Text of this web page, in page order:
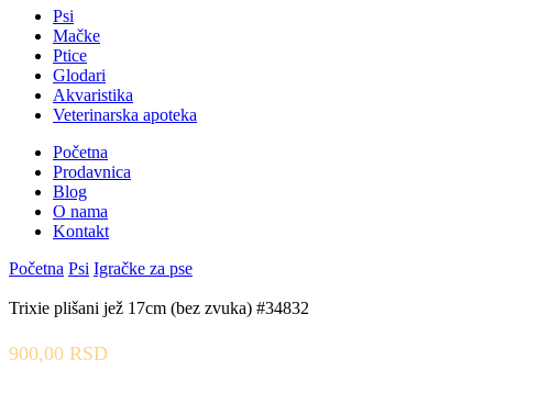
Psi
Mačke
Ptice
Glodari
Akvaristika
Veterinarska apoteka
Početna
Prodavnica
Blog
O nama
Kontakt
Početna Psi Igračke za pse
Trixie plišani jež 17cm (bez zvuka) #34832
900,00 RSD